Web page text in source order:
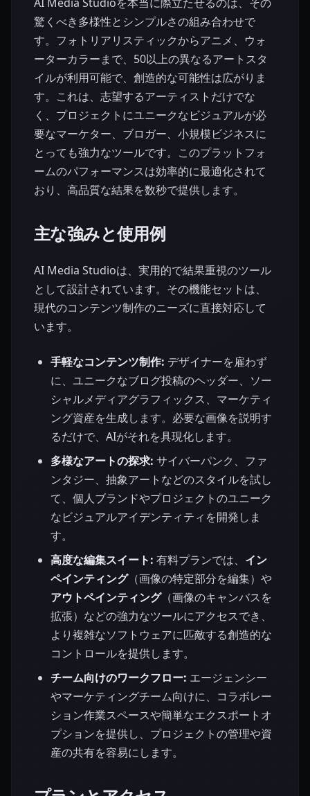
驚くべき多様性とシンプルさの組み合わせで
す。フォトリアリスティックからアニメ、ウォ
ーターカラーまで、50以上の異なるアートスタ
イルが利用可能で、創造的な可能性は広がりま
す。これは、志望するアーティストだけでな
く、プロジェクトにユニークなビジュアルが必
要なマーケター、ブロガー、小規模ビジネスに
とっても強力なツールです。このプラットフォ
ームのパフォーマンスは効率的に最適化されて
おり、高品質な結果を数秒で提供します。
主な強みと使用例
AI Media Studioは、実用的で結果重視のツール
として設計されています。その機能セットは、
現代のコンテンツ制作のニーズに直接対応して
います。
手軽なコンテンツ制作: デザイナーを雇わず
に、ユニークなブログ投稿のヘッダー、ソー
シャルメディアグラフィックス、マーケティ
ング資産を生成します。必要な画像を説明す
るだけで、AIがそれを具現化します。
多様なアートの探求: サイバーパンク、ファ
ンタジー、抽象アートなどのスタイルを試し
て、個人ブランドやプロジェクトのユニーク
なビジュアルアイデンティティを開発しま
す。
高度な編集スイート: 有料プランでは、 イン
ペインティング（画像の特定部分を編集）や
アウトペインティング（画像のキャンバスを
拡張）などの強力なツールにアクセスでき、
より複雑なソフトウェアに匹敵する創造的な
コントロールを提供します。
チーム向けのワークフロー: エージェンシー
やマーケティングチーム向けに、コラボレー
ション作業スペースや簡単なエクスポートオ
プションを提供し、プロジェクトの管理や資
産の共有を容易にします。